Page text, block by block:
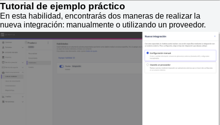
Tutorial de ejemplo práctico
En esta habilidad, encontrarás dos maneras de realizar la
nueva integración: manualmente o utilizando un proveedor.